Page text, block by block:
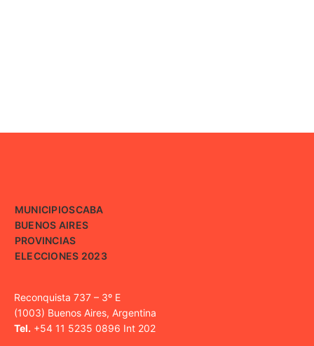
MUNICIPIOSCABA
BUENOS AIRES
PROVINCIAS
ELECCIONES 2023
Reconquista 737 – 3º E
(1003) Buenos Aires, Argentina
Tel. +54 11 5235 0896 Int 202